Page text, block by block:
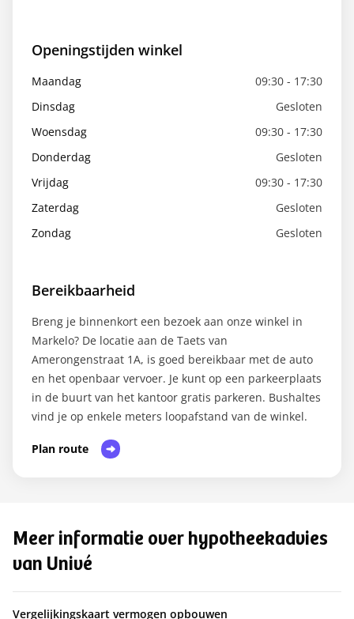
Openingstijden winkel
Maandag
09:30 - 17:30
Dinsdag
Gesloten
Woensdag
09:30 - 17:30
Donderdag
Gesloten
Vrijdag
09:30 - 17:30
Zaterdag
Gesloten
Zondag
Gesloten
Bereikbaarheid
Breng je binnenkort een bezoek aan onze winkel in
Markelo? De locatie aan de Taets van
Amerongenstraat 1A, is goed bereikbaar met de auto
en het openbaar vervoer. Je kunt op een parkeerplaats
in de buurt van het kantoor gratis parkeren. Bushaltes
vind je op enkele meters loopafstand van de winkel.
Plan route
Meer informatie over hypotheekadvies
van Univé
Vergelijkingskaart vermogen opbouwen